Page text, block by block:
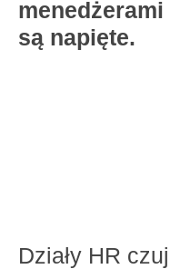
są napięte.
Działy HR